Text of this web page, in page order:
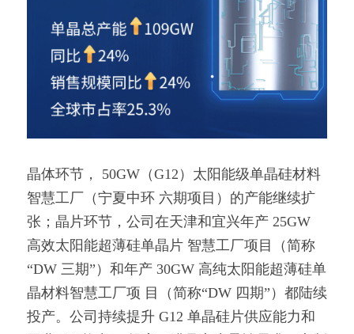
晶体环节， 50GW（G12）太阳能级单晶硅材料
智慧工厂（宁夏中环 六期项目）的产能继续扩
张；晶片环节，公司在天津和宜兴年产 25GW
高效太阳能超薄硅单晶片 智慧工厂项目（简称
“DW 三期”）和年产 30GW 高纯太阳能超薄硅单
晶材料智慧工厂项 目（简称“DW 四期”）都陆续
投产。公司持续提升 G12 单晶硅片供应能力和